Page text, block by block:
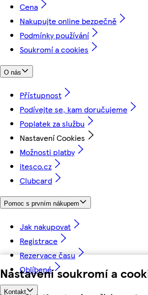
Nastavení soukromí a
Cena
Nakupujte online bezpečně
Podmínky používání
Soukromí a cookies
O nás
Přístupnost
Podívejte se, kam doručujeme
Poplatek za službu
Nastavení Cookies
Možnosti platby
itesco.cz
Clubcard
Pomoc s prvním nákupem
Jak nakupovat
Registrace
Rezervace času
Oblíbené
Kontakt